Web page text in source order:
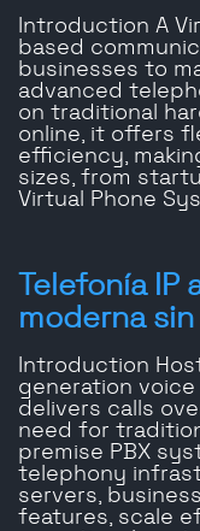
Introduction A
based
businesses to
advanced
on traditional
online, it offers
efficiency,
sizes, from
Virtual Phone
Telefonía
moderna
Introduction
generation
delivers calls
need for
premise PBX
telephony
servers,
features, scale